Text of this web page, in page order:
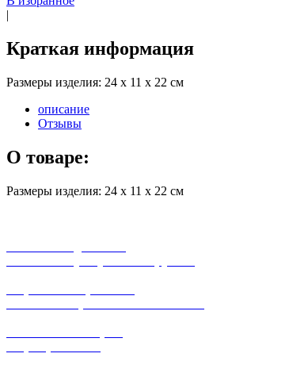
|
Краткая информация
Размеры изделия: 24 x 11 x 22 ​см
описание
Отзывы
О товаре:
Размеры изделия: 24 x 11 x 22 ​см